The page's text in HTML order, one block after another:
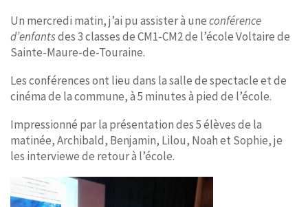
Un mercredi matin, j’ai pu assister à uneconférence
d’enfantsdes 3 classes de CM1-CM2 de l’école Voltaire de
Sainte-Maure-de-Touraine.
Les conférences ont lieu dans la salle de spectacle et de
cinéma de la commune, à 5 minutes à pied de l’école.
Impressionné par la présentation des 5 élèves de la
matinée, Archibald, Benjamin, Lilou, Noah et Sophie, je
les interviewe de retour à l’école.